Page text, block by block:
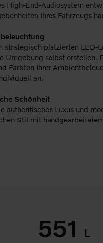
High-End-Audiosystem
Ihres Fahrzeugs
strategisch platzierten LED-
Umgebung selbst erstellen.
Farbton Ihrer
an.
Schönheit
authentischen Luxus und
Stil mit
551 L